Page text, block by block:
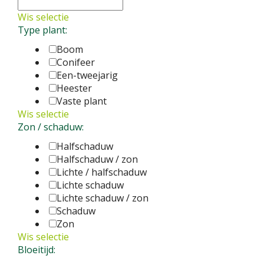
Wis selectie
Type plant:
Boom
Conifeer
Een-tweejarig
Heester
Vaste plant
Wis selectie
Zon / schaduw:
Halfschaduw
Halfschaduw / zon
Lichte / halfschaduw
Lichte schaduw
Lichte schaduw / zon
Schaduw
Zon
Wis selectie
Bloeitijd: